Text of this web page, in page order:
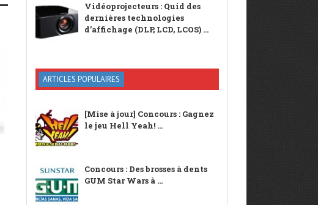
Vidéoprojecteurs : Quid des
dernières technologies
d’affichage (DLP, LCD, LCOS) ...
ARTICLES POPULAIRES
[Mise à jour] Concours : Gagnez
le jeu Hell Yeah! ...
Concours : Des brosses à dents
GUM Star Wars à ...